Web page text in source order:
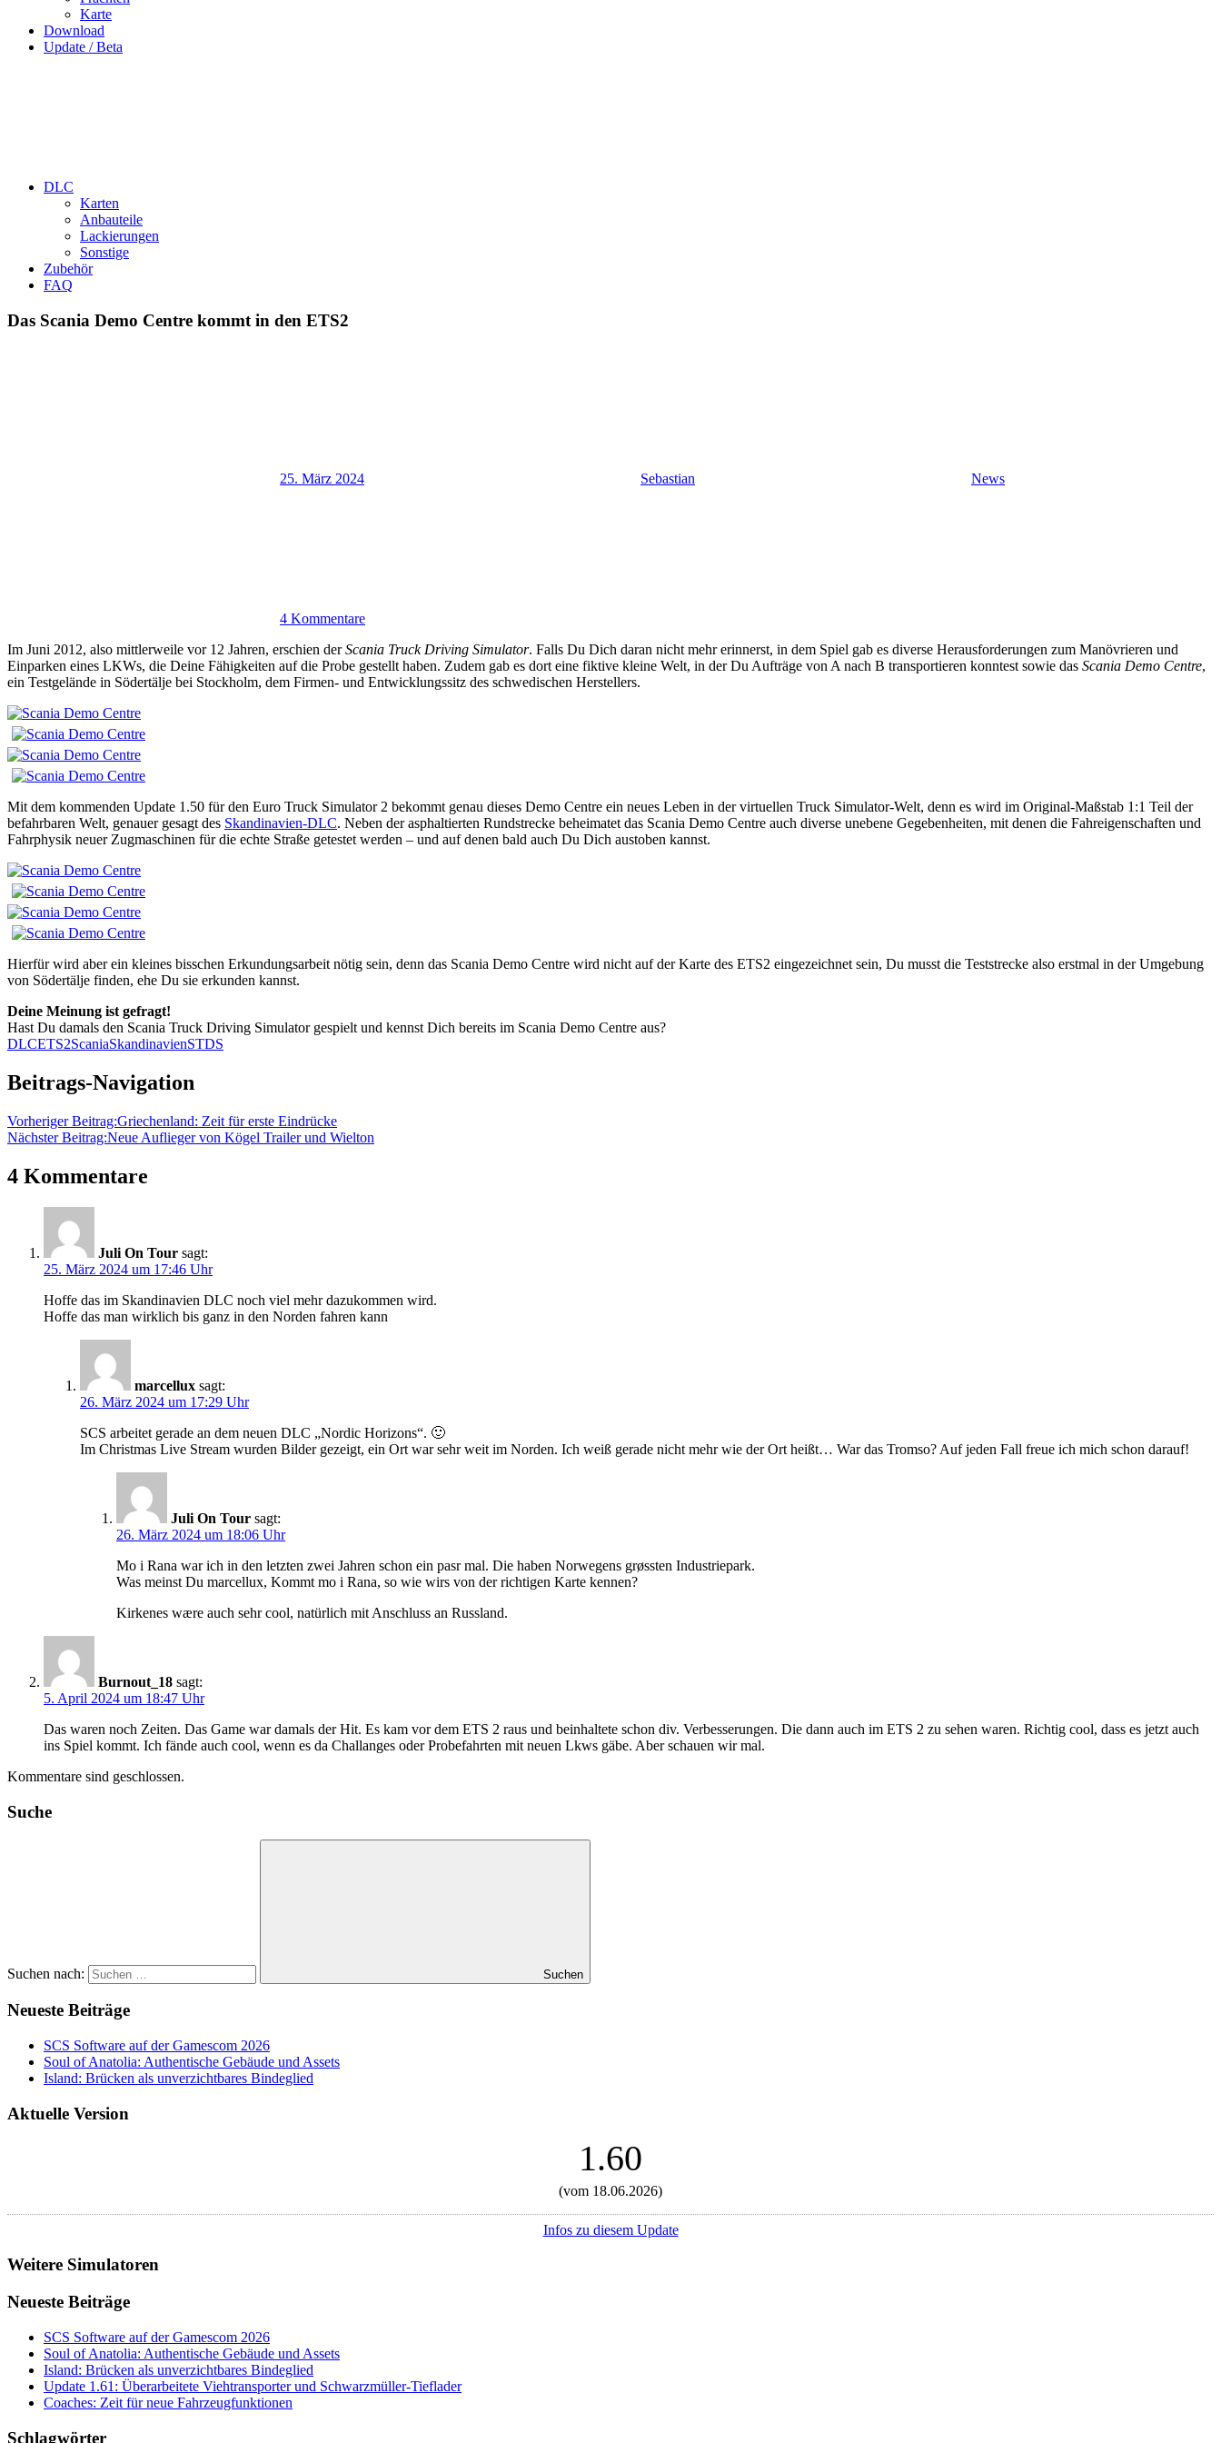
Karte
Download
Update / Beta
DLC
Karten
Anbauteile
Lackierungen
Sonstige
Zubehör
FAQ
Das Scania Demo Centre kommt in den ETS2
25. März 2024 Sebastian News
4 Kommentare
Im Juni 2012, also mittlerweile vor 12 Jahren, erschien derScania Truck Driving Simulator. Falls Du Dich daran nicht mehr erinnerst, in dem Spiel gab es diverse Herausforderungen zum Manövrieren und
Einparken eines LKWs, die Deine Fähigkeiten auf die Probe gestellt haben. Zudem gab es dort eine fiktive kleine Welt, in der Du Aufträge von A nach B transportieren konntest sowie das Scania Demo Centre,
ein Testgelände in Södertälje bei Stockholm, dem Firmen- und Entwicklungssitz des schwedischen Herstellers.
Mit dem kommenden Update 1.50 für den Euro Truck Simulator 2 bekommt genau dieses Demo Centre ein neues Leben in der virtuellen Truck Simulator-Welt, denn es wird im Original-Maßstab 1:1 Teil der
befahrbaren Welt, genauer gesagt des Skandinavien-DLC. Neben der asphaltierten Rundstrecke beheimatet das Scania Demo Centre auch diverse unebene Gegebenheiten, mit denen die Fahreigenschaften und
Fahrphysik neuer Zugmaschinen für die echte Straße getestet werden – und auf denen bald auch Du Dich austoben kannst.
Hierfür wird aber ein kleines bisschen Erkundungsarbeit nötig sein, denn das Scania Demo Centre wird nicht auf der Karte des ETS2 eingezeichnet sein, Du musst die Teststrecke also erstmal in der Umgebung
von Södertälje finden, ehe Du sie erkunden kannst.
Deine Meinung ist gefragt!
Hast Du damals den Scania Truck Driving Simulator gespielt und kennst Dich bereits im Scania Demo Centre aus?
DLCETS2ScaniaSkandinavienSTDS
Beitrags-Navigation
Vorheriger Beitrag:Griechenland: Zeit für erste Eindrücke
Nächster Beitrag:Neue Auflieger von Kögel Trailer und Wielton
4 Kommentare
Juli On Tour sagt:
25. März 2024 um 17:46 Uhr
Hoffe das im Skandinavien DLC noch viel mehr dazukommen wird.
Hoffe das man wirklich bis ganz in den Norden fahren kann
marcellux sagt:
26. März 2024 um 17:29 Uhr
SCS arbeitet gerade an dem neuen DLC „Nordic Horizons“. 🙂
Im Christmas Live Stream wurden Bilder gezeigt, ein Ort war sehr weit im Norden. Ich weiß gerade nicht mehr wie der Ort heißt… War das Tromso? Auf jeden Fall freue ich mich schon darauf!
Juli On Tour sagt:
26. März 2024 um 18:06 Uhr
Mo i Rana war ich in den letzten zwei Jahren schon ein pasr mal. Die haben Norwegens grøssten Industriepark.
Was meinst Du marcellux, Kommt mo i Rana, so wie wirs von der richtigen Karte kennen?
Kirkenes wære auch sehr cool, natürlich mit Anschluss an Russland.
Burnout_18 sagt:
5. April 2024 um 18:47 Uhr
Das waren noch Zeiten. Das Game war damals der Hit. Es kam vor dem ETS 2 raus und beinhaltete schon div. Verbesserungen. Die dann auch im ETS 2 zu sehen waren. Richtig cool, dass es jetzt auch
ins Spiel kommt. Ich fände auch cool, wenn es da Challanges oder Probefahrten mit neuen Lkws gäbe. Aber schauen wir mal.
Kommentare sind geschlossen.
Suche
Suchen nach: Suchen
Neueste Beiträge
SCS Software auf der Gamescom 2026
Soul of Anatolia: Authentische Gebäude und Assets
Island: Brücken als unverzichtbares Bindeglied
Aktuelle Version
1.60
(vom 18.06.2026)
Infos zu diesem Update
Weitere Simulatoren
Neueste Beiträge
SCS Software auf der Gamescom 2026
Soul of Anatolia: Authentische Gebäude und Assets
Island: Brücken als unverzichtbares Bindeglied
Update 1.61: Überarbeitete Viehtransporter und Schwarzmüller-Tieflader
Coaches: Zeit für neue Fahrzeugfunktionen
Schlagwörter